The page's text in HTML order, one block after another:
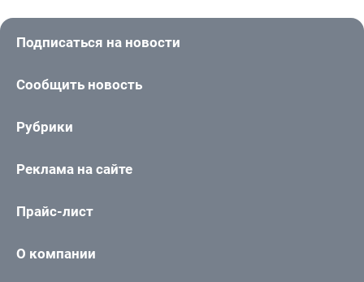
Подписаться на новости
Сообщить новость
Рубрики
Реклама на сайте
Прайс-лист
О компании